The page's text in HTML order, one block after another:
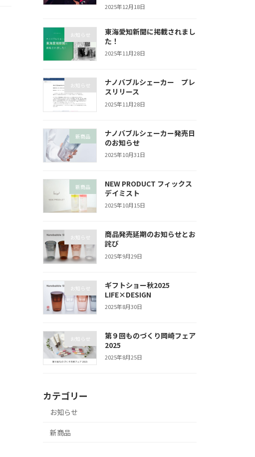
2025年12月18日
お知らせ
東海愛知新聞に掲載されまし
た！
2025年11月28日
お知らせ
ナノバブルシェーカー プレ
スリリース
2025年11月28日
新商品
ナノバブルシェーカー発売日
のお知らせ
2025年10月31日
新商品
NEW PRODUCT フィックス
デイミスト
2025年10月15日
お知らせ
商品発売延期のお知らせとお
詫び
2025年9月29日
お知らせ
ギフトショー秋2025
LIFE×DESIGN
2025年8月30日
お知らせ
第９回ものづくり岡崎フェア
2025
2025年8月25日
カテゴリー
お知らせ
新商品